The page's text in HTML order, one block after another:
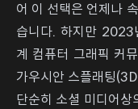
어 이 선택은 언제나
습니다. 하지만 2023
계 컴퓨터 그래픽 커
가우시안 스플래팅
단순히 소셜 미디어상